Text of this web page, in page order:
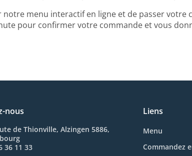
menu interactif en ligne et de passer votre
pour confirmer votre commande et vous
nous
de Thionville, Alzingen 5886,
36 11 33
Liens
Menu
Commandez